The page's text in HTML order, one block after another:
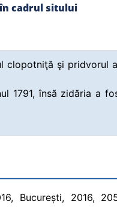
cadrul sitului
clopotniţă şi pridvorul
1791, însă zidăria a
București, 2016,